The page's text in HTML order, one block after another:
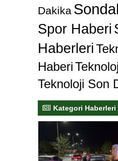
Dakika
Spor Haberi
Haberleri
Haberi
Teknoloji Son
Kategori Haberleri